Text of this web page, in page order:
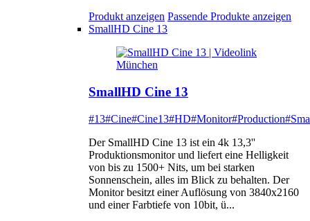
Produkt anzeigen Passende Produkte anzeigen
SmallHD Cine 13
SmallHD Cine 13
#13#Cine#Cine13#HD#Monitor#Production
Der SmallHD Cine 13 ist ein 4k 13,3''
Produktionsmonitor und liefert eine Helligkeit
von bis zu 1500+ Nits, um bei starken
Sonnenschein, alles im Blick zu behalten. Der
Monitor besitzt einer Auflösung von 3840x2160
und einer Farbtiefe von 10bit, ü...